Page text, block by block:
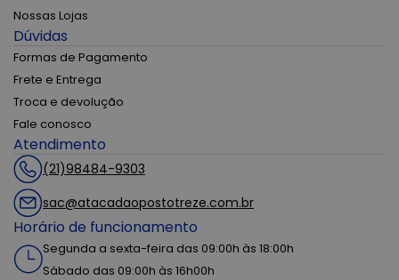
Nossas Lojas
Dúvidas
Formas de Pagamento
Frete e Entrega
Troca e devolução
Fale conosco
Atendimento
(21)98484-9303
sac@atacadaopostotreze.com.br
Horário de funcionamento
Segunda a sexta-feira das 09:00h às 18:00h
Sábado das 09:00h às 16h00h